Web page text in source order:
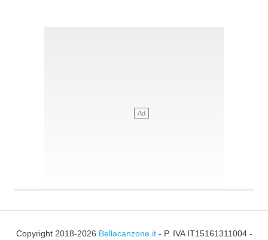
Copyright 2018-2026 Bellacanzone.it- P. IVA IT15161311004 -